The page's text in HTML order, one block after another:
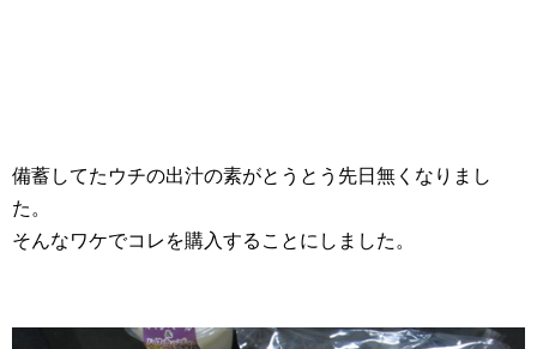
備蓄してたウチの出汁の素がとうとう先日無くなりまし
た。
そんなワケでコレを購入することにしました。